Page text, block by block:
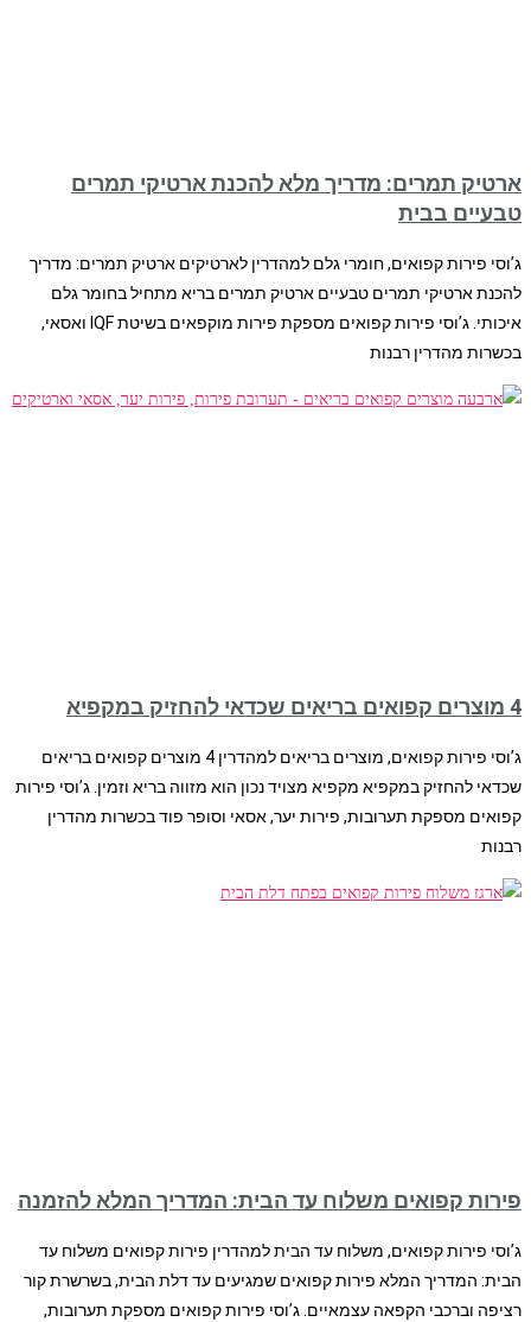
ארטיק תמרים: מדריך מלא להכנת ארטיקי תמרים
טבעיים בבית
ג’וסי פירות קפואים, חומרי גלם למהדרין לארטיקים ארטיק תמרים: מדריך
להכנת ארטיקי תמרים טבעיים ארטיק תמרים בריא מתחיל בחומר גלם
איכותי. ג’וסי פירות קפואים מספקת פירות מוקפאים בשיטת IQF ואסאי,
בכשרות מהדרין רבנות
4 מוצרים קפואים בריאים שכדאי להחזיק במקפיא
ג’וסי פירות קפואים, מוצרים בריאים למהדרין 4 מוצרים קפואים בריאים
שכדאי להחזיק במקפיא מקפיא מצויד נכון הוא מזווה בריא וזמין. ג’וסי פירות
קפואים מספקת תערובות, פירות יער, אסאי וסופר פוד בכשרות מהדרין
רבנות
פירות קפואים משלוח עד הבית: המדריך המלא להזמנה
ג’וסי פירות קפואים, משלוח עד הבית למהדרין פירות קפואים משלוח עד
הבית: המדריך המלא פירות קפואים שמגיעים עד דלת הבית, בשרשרת קור
רציפה וברכבי הקפאה עצמאיים. ג’וסי פירות קפואים מספקת תערובות,